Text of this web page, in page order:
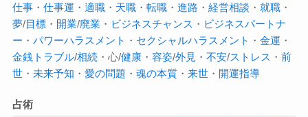
仕事・ 仕事運 ・ 適職・ 天職・ 転職・ 進路 ・ 経営相談 ・ 就職・
夢/目標・ 開業/廃業 ・ ビジネスチャンス ・ ビジネスパートナ
ー ・ パワーハラスメント ・ セクシャルハラスメント ・ 金運 ・
金銭トラブル/相続・心/健康・ 容姿/外見 ・ 不安/ストレス ・ 前
世・ 未来予知 ・ 愛の問題 ・ 魂の本質・ 来世・ 開運指導
占術